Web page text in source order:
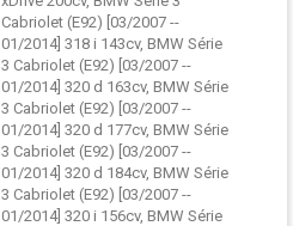
Cabriolet (E92) [03/2007 --
01/2014] 318 i 143cv, BMW Série
3 Cabriolet (E92) [03/2007 --
01/2014] 320 d 163cv, BMW Série
3 Cabriolet (E92) [03/2007 --
01/2014] 320 d 177cv, BMW Série
3 Cabriolet (E92) [03/2007 --
01/2014] 320 d 184cv, BMW Série
3 Cabriolet (E92) [03/2007 --
01/2014] 320 i 156cv, BMW Série